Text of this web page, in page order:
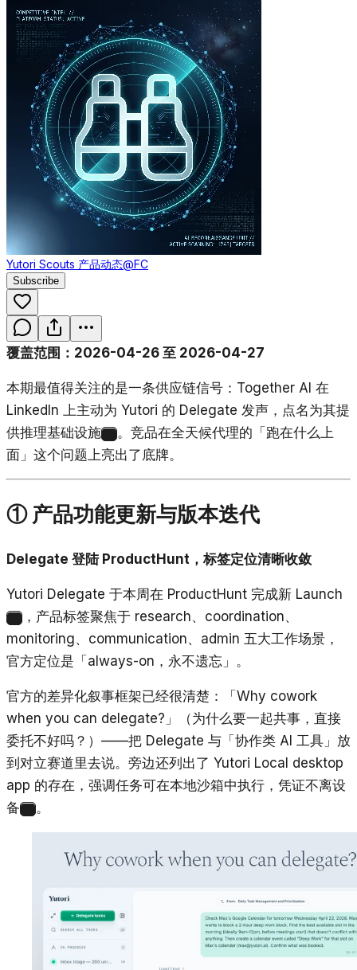
Yutori Scouts 产品动态@FC
Subscribe
覆盖范围：2026-04-26 至 2026-04-27
本期最值得关注的是一条供应链信号：Together AI 在
LinkedIn 上主动为 Yutori 的 Delegate 发声，点名为其提
供推理基础设施
。竞品在全天候代理的「跑在什么上
面」这个问题上亮出了底牌。
① 产品功能更新与版本迭代
Delegate 登陆 ProductHunt，标签定位清晰收敛
Yutori Delegate 于本周在 ProductHunt 完成新 Launch
，产品标签聚焦于 research、coordination、
monitoring、communication、admin 五大工作场景，
官方定位是「always-on，永不遗忘」。
官方的差异化叙事框架已经很清楚：「Why cowork
when you can delegate? 」（为什么要一起共事，直接
委托不好吗？）——把 Delegate 与「协作类 AI 工具」放
到对立赛道里去说。旁边还列出了 Yutori Local desktop
app 的存在，强调任务可在本地沙箱中执行，凭证不离设
备
。